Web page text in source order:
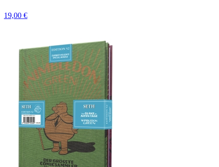
19,00 €